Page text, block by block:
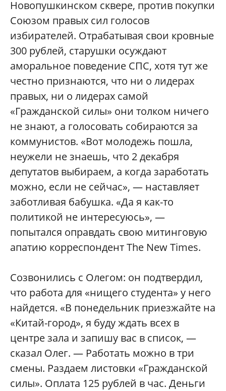
Новопушкинском сквере, против покупки
Союзом правых сил голосов
избирателей. Отрабатывая свои кровные
300 рублей, старушки осуждают
аморальное поведение СПС, хотя тут же
честно признаются, что ни о лидерах
правых, ни о лидерах самой
«Гражданской силы» они толком ничего
не знают, а голосовать собираются за
коммунистов. «Вот молодежь пошла,
неужели не знаешь, что 2 декабря
депутатов выбираем, а когда заработать
можно, если не сейчас», — наставляет
заботливая бабушка. «Да я как-то
политикой не интересуюсь», —
попытался оправдать свою митинговую
апатию корреспондент The New Times.
Созвонились с Олегом: он подтвердил,
что работа для «нищего студента» у него
найдется. «В понедельник приезжайте на
«Китай-город», я буду ждать всех в
центре зала и запишу вас в список, —
сказал Олег. — Работать можно в три
смены. Раздаем листовки «Гражданской
силы». Оплата 125 рублей в час. Деньги